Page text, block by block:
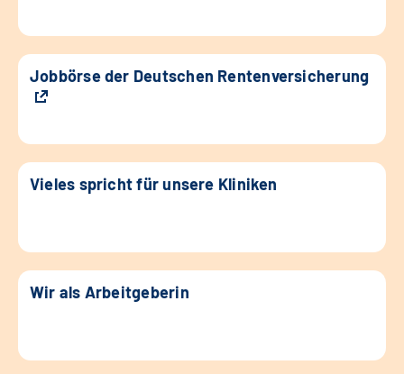
Jobbörse der Deutschen Rentenversicherung
Vieles spricht für unsere Kliniken
Wir als Arbeitgeberin